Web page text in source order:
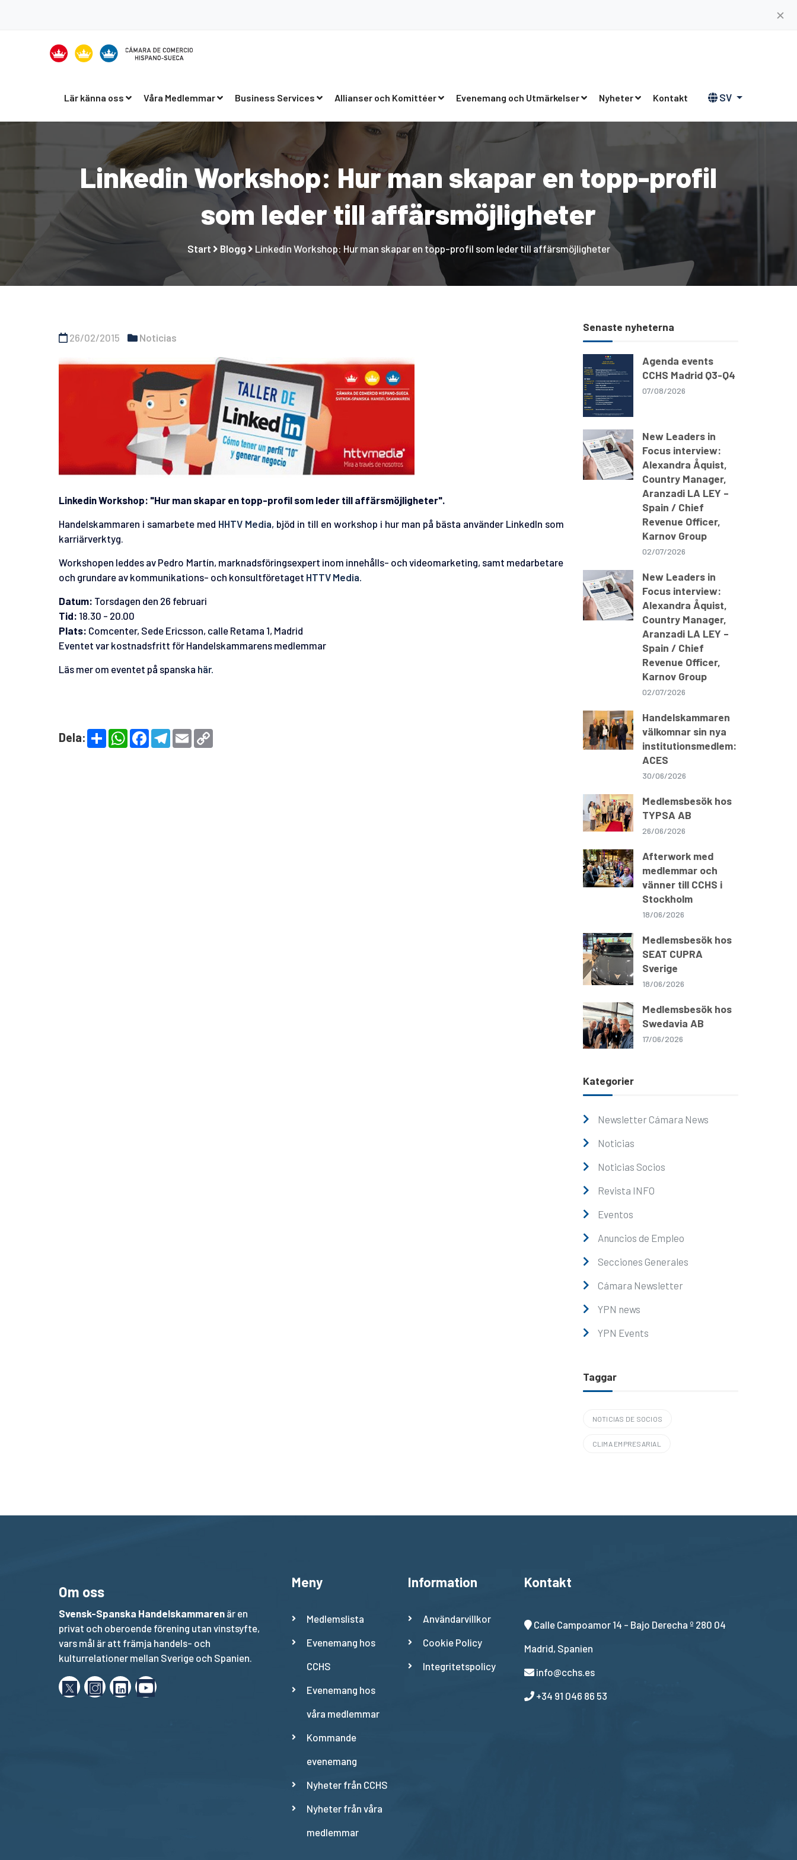
✕
Lär känna oss Våra Medlemmar Business Services Allianser och Komittéer Evenemang och Utmärkelser Nyheter Kontakt SV
Linkedin Workshop: Hur man skapar en topp-profil
som leder till affärsmöjligheter
Start Blogg Linkedin Workshop: Hur man skapar en topp-profil som leder till affärsmöjligheter
26/02/2015 Noticias
Linkedin Workshop: "Hur man skapar en topp-profil som leder till affärsmöjligheter".
Handelskammaren i samarbete med HHTV Media, bjöd in till en workshop i hur man på bästa använder LinkedIn som
karriärverktyg.
Workshopen leddes av Pedro Martín, marknadsföringsexpert inom innehålls- och videomarketing, samt medarbetare
och grundare av kommunikations- och konsultföretaget HTTV Media.
Datum: Torsdagen den 26 februari
Tid: 18.30 - 20.00
Plats: Comcenter, Sede Ericsson, calle Retama 1, Madrid
Eventet var kostnadsfritt för Handelskammarens medlemmar
Läs mer om eventet på spanska här.
Dela:
S
h
W
h
F
T
e
E
m
Senaste nyheterna
Agenda events
CCHS Madrid Q3-Q4
07/08/2026
New Leaders in
Focus interview:
Alexandra Åquist,
Country Manager,
Aranzadi LA LEY –
Spain / Chief
Revenue Officer,
Karnov Group
02/07/2026
New Leaders in
Focus interview:
Alexandra Åquist,
Country Manager,
Aranzadi LA LEY –
Spain / Chief
Revenue Officer,
Karnov Group
02/07/2026
Handelskammaren
välkomnar sin nya
institutionsmedlem:
ACES
30/06/2026
Medlemsbesök hos
TYPSA AB
26/06/2026
Afterwork med
medlemmar och
vänner till CCHS i
Stockholm
18/06/2026
Medlemsbesök hos
SEAT CUPRA
Sverige
18/06/2026
Medlemsbesök hos
Swedavia AB
17/06/2026
Kategorier
Newsletter Cámara News
Noticias
Noticias Socios
Revista INFO
Eventos
Anuncios de Empleo
Secciones Generales
Cámara Newsletter
YPN news
YPN Events
Taggar
NOTICIAS DE SOCIOS
CLIMA EMPRESARIAL
Om oss
Svensk-Spanska Handelskammaren är en
privat och oberoende förening utan vinstsyfte,
vars mål är att främja handels- och
kulturrelationer mellan Sverige och Spanien.
Meny
Medlemslista
Evenemang hos
CCHS
Evenemang hos
våra medlemmar
Kommande
evenemang
Nyheter från CCHS
Nyheter från våra
medlemmar
Information
Användarvillkor
Cookie Policy
Integritetspolicy
Kontakt
Calle Campoamor 14 - Bajo Derecha º 280 04
Madrid, Spanien
info@cchs.es
+34 91 046 86 53